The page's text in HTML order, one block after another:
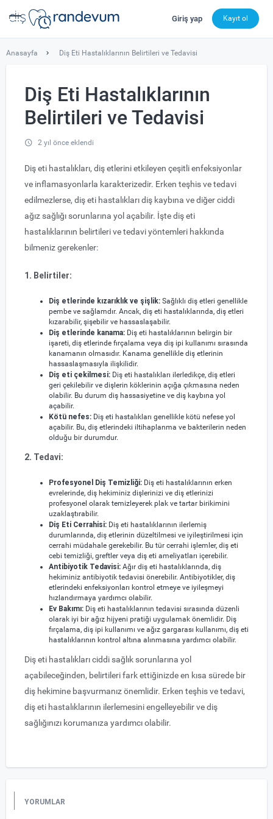
dishekimleri.net - Diş Hekimi Bul, Yorumları İncele ve
Giriş yap Kayıt ol
Anasayfa Diş Eti Hastalıklarının Belirtileri ve Tedavisi
Diş Eti Hastalıklarının
Belirtileri ve Tedavisi
2 yıl önce eklendi
Diş eti hastalıkları, diş etlerini etkileyen çeşitli enfeksiyonlar
ve inflamasyonlarla karakterizedir. Erken teşhis ve tedavi
edilmezlerse, diş eti hastalıkları diş kaybına ve diğer ciddi
ağız sağlığı sorunlarına yol açabilir. İşte diş eti
hastalıklarının belirtileri ve tedavi yöntemleri hakkında
bilmeniz gerekenler:
1. Belirtiler:
Diş etlerinde kızarıklık ve şişlik: Sağlıklı diş etleri genellikle
pembe ve sağlamdır. Ancak, diş eti hastalıklarında, diş etleri
kızarabilir, şişebilir ve hassaslaşabilir.
Diş etlerinde kanama: Diş eti hastalıklarının belirgin bir
işareti, diş etlerinde fırçalama veya diş ipi kullanımı sırasında
kanamanın olmasıdır. Kanama genellikle diş etlerinin
hassaslaşmasıyla ilişkilidir.
Diş eti çekilmesi: Diş eti hastalıkları ilerledikçe, diş etleri
geri çekilebilir ve dişlerin köklerinin açığa çıkmasına neden
olabilir. Bu durum diş hassasiyetine ve diş kaybına yol
açabilir.
Kötü nefes: Diş eti hastalıkları genellikle kötü nefese yol
açabilir. Bu, diş etlerindeki iltihaplanma ve bakterilerin neden
olduğu bir durumdur.
2. Tedavi:
Profesyonel Diş Temizliği: Diş eti hastalıklarının erken
evrelerinde, diş hekiminiz dişlerinizi ve diş etlerinizi
profesyonel olarak temizleyerek plak ve tartar birikimini
uzaklaştırabilir.
Diş Eti Cerrahisi: Diş eti hastalıklarının ilerlemiş
durumlarında, diş etlerinin düzeltilmesi ve iyileştirilmesi için
cerrahi müdahale gerekebilir. Bu tür cerrahi işlemler, diş eti
cebi temizliği, greftler veya diş eti ameliyatları içerebilir.
Antibiyotik Tedavisi: Ağır diş eti hastalıklarında, diş
hekiminiz antibiyotik tedavisi önerebilir. Antibiyotikler, diş
etlerindeki enfeksiyonları kontrol etmeye ve iyileşmeyi
hızlandırmaya yardımcı olabilir.
Ev Bakımı: Diş eti hastalıklarının tedavisi sırasında düzenli
olarak iyi bir ağız hijyeni pratiği uygulamak önemlidir. Diş
fırçalama, diş ipi kullanımı ve ağız gargarası kullanımı, diş eti
hastalıklarının kontrol altına alınmasına yardımcı olabilir.
Diş eti hastalıkları ciddi sağlık sorunlarına yol
açabileceğinden, belirtileri fark ettiğinizde en kısa sürede bir
diş hekimine başvurmanız önemlidir. Erken teşhis ve tedavi,
diş eti hastalıklarının ilerlemesini engelleyebilir ve diş
sağlığınızı korumanıza yardımcı olabilir.
YORUMLAR